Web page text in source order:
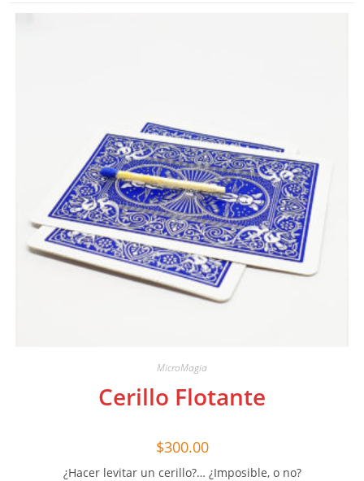
MicroMagia
Cerillo Flotante
$300.00
¿Hacer levitar un cerillo?… ¿Imposible, o no?